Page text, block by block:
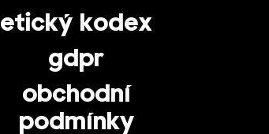
etický kodex
gdpr
obchodní
podmínky